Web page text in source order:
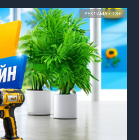
РЕКЛАМА • 18+